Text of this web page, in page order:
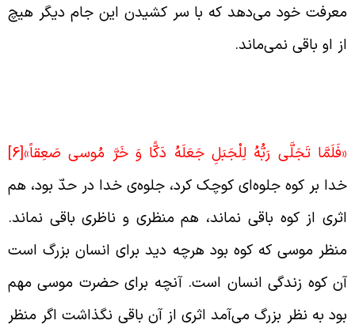
خود می‌دهد که با سر کشیدن این جام دیگر هیچ
او باقی نمی‌ماند.
تَجَلَّى رَبُّهُ لِلْجَبَلِ جَعَلَهُ دَكًّا وَ خَرَّ مُوسى‏ صَعِقاً»[6]
بر کوه جلوه‌ای کوچک کرد، جلوه‌ی خدا در حدّ بود، هم
از کوه باقی نماند، هم منظری و ناظری باقی نماند.
موسی که کوه بود هرچه دید برای انسان بزرگ است
کوه زندگی انسان است. آنچه برای حضرت موسی مهم
به نظر بزرگ می‌آمد اثری از آن باقی نگذاشت اگر منظر